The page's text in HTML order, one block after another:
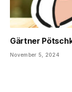
Gärtner
November 5, 2024